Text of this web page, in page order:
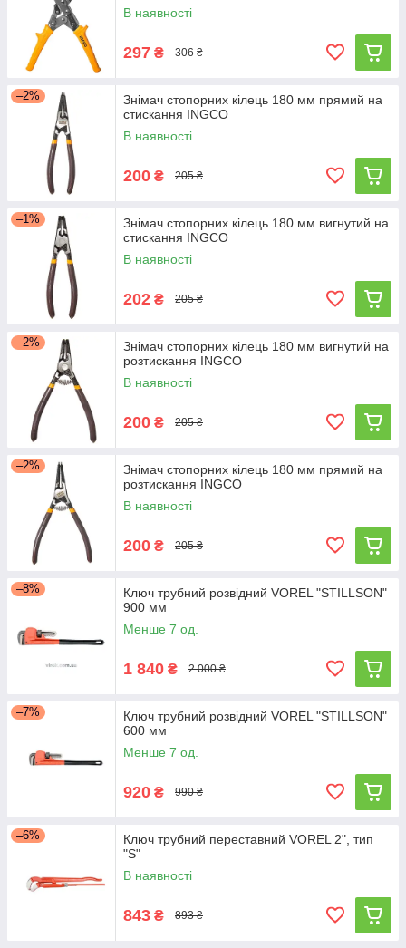
В наявності
297 ₴ 306 ₴
–2%
Знімач стопорних кілець 180 мм прямий на
стискання INGCO
В наявності
200 ₴ 205 ₴
–1%
Знімач стопорних кілець 180 мм вигнутий на
стискання INGCO
В наявності
202 ₴ 205 ₴
–2%
Знімач стопорних кілець 180 мм вигнутий на
розтискання INGCO
В наявності
200 ₴ 205 ₴
–2%
Знімач стопорних кілець 180 мм прямий на
розтискання INGCO
В наявності
200 ₴ 205 ₴
–8%
Ключ трубний розвідний VOREL "STILLSON"
900 мм
Менше 7 од.
1 840 ₴ 2 000 ₴
–7%
Ключ трубний розвідний VOREL "STILLSON"
600 мм
Менше 7 од.
920 ₴ 990 ₴
–6%
Ключ трубний переставний VOREL 2", тип
"S"
В наявності
843 ₴ 893 ₴